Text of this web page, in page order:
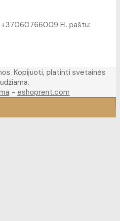
+37060766009 El. paštu:
Kopijuoti, platinti svetainės
- eshoprent.com